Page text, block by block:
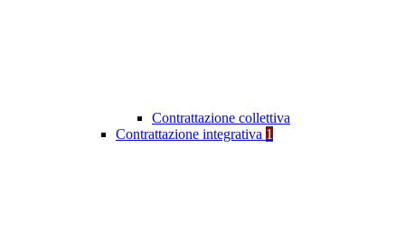
Contrattazione collettiva
Contrattazione integrativa 1